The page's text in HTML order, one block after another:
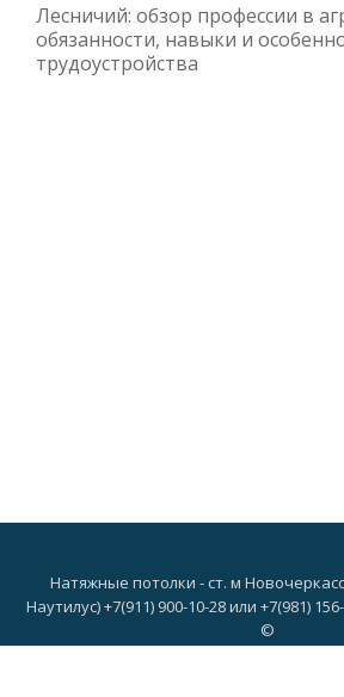
Лесничий: обзор профессии в
обязанности, навыки и
трудоустройства
Натяжные потолки - ст. м
Наутилус) +7(911) 900-10-28 или +7(981)
©